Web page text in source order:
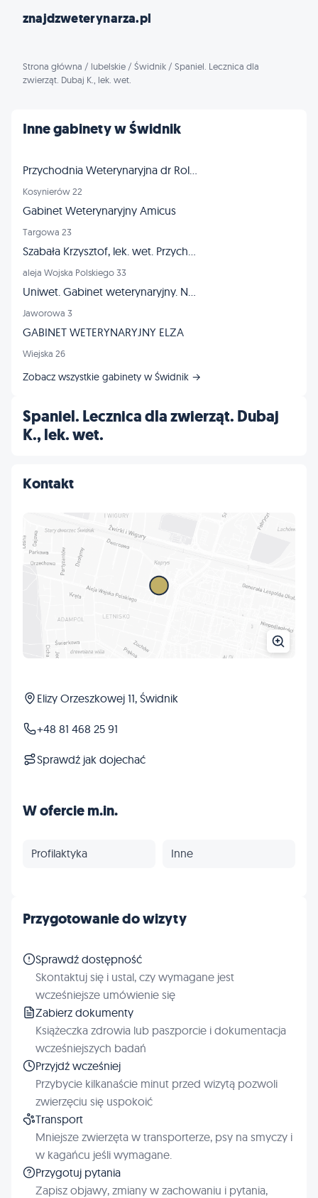
znajdzweterynarza.pl
Strona główna / lubelskie / Świdnik / Spaniel. Lecznica dla
zwierząt. Dubaj K., lek. wet.
Spaniel. Lecznica dla zwierząt. Dubaj
K., lek. wet.
Kontakt
Elizy Orzeszkowej 11, Świdnik
+48 81 468 25 91
Sprawdź jak dojechać
W ofercie m.in.
Profilaktyka Inne
Inne gabinety w Świdnik
Przychodnia Weterynaryjna dr Roland Kusy
Kosynierów 22
Gabinet Weterynaryjny Amicus
Targowa 23
Szabała Krzysztof, lek. wet. Przychodnia Weterynaryjna
aleja Wojska Polskiego 33
Uniwet. Gabinet weterynaryjny. Nowicka B.
Jaworowa 3
GABINET WETERYNARYJNY ELZA
Wiejska 26
Zobacz wszystkie gabinety w Świdnik →
Przygotowanie do wizyty
Sprawdź dostępność
Skontaktuj się i ustal, czy wymagane jest
wcześniejsze umówienie się
Zabierz dokumenty
Książeczka zdrowia lub paszporcie i dokumentacja
wcześniejszych badań
Przyjdź wcześniej
Przybycie kilkanaście minut przed wizytą pozwoli
zwierzęciu się uspokoić
Transport
Mniejsze zwierzęta w transporterze, psy na smyczy i
w kagańcu jeśli wymagane.
Przygotuj pytania
Zapisz objawy, zmiany w zachowaniu i pytania,